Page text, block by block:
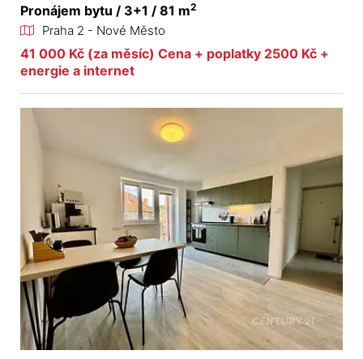
Pronájem bytu / 3+1 / 81 m2
Praha 2 - Nové Město
41 000 Kč (za měsíc) Cena + poplatky 2500 Kč +
energie a internet